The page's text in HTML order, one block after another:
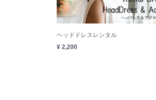
ヘッドドレスレンタル
¥ 2,200